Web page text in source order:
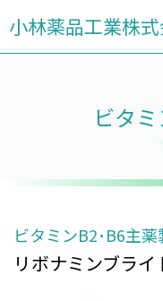
小林薬品工業株
ビタ
ビタミンB2･B6主薬
リボナミンブライ